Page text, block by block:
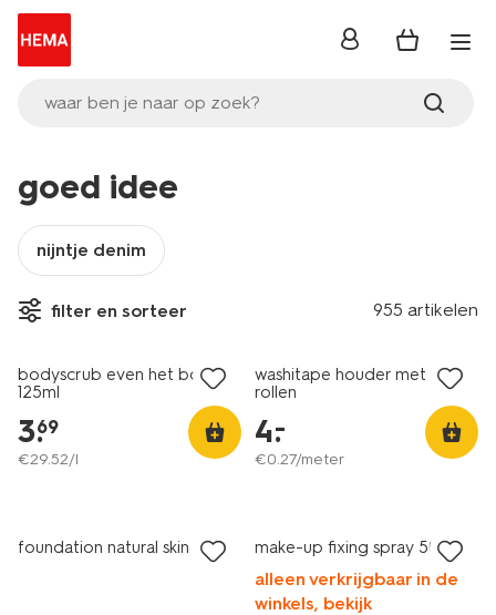
waar ben je naar op zoek?
inloggen
goed idee
nijntje denim
filter en sorteer 955 artikelen
vegan
bodyscrub even het bos in
125ml
3.
69
€29.52/l
washitape houder met 3
rollen
4.
–
€0.27/meter
foundation natural skin 03 make-up fixing spray 50 ml
alleen verkrijgbaar in de
winkels, bekijk